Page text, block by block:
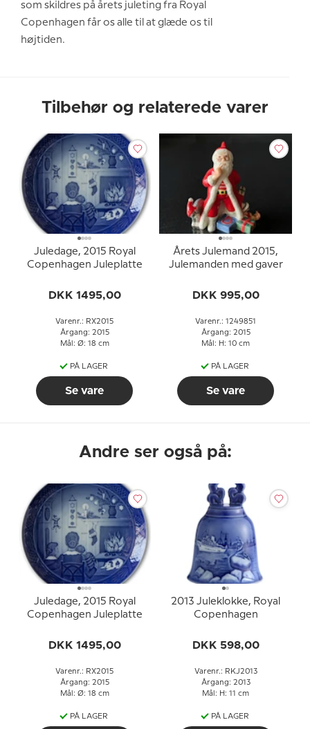
som skildres på årets juleting fra Royal
Copenhagen får os alle til at glæde os til
højtiden.
Tilbehør og relaterede varer
Juledage, 2015 Royal
Copenhagen Juleplatte
DKK 1495,00
Varenr.: RX2015
Årgang: 2015
Mål: Ø: 18 cm
PÅ LAGER
Se vare
Årets Julemand 2015,
Julemanden med gaver
DKK 995,00
Varenr.: 1249851
Årgang: 2015
Mål: H: 10 cm
PÅ LAGER
Se vare
Andre ser også på:
Juledage, 2015 Royal
Copenhagen Juleplatte
DKK 1495,00
Varenr.: RX2015
Årgang: 2015
Mål: Ø: 18 cm
PÅ LAGER
2013 Juleklokke, Royal
Copenhagen
DKK 598,00
Varenr.: RKJ2013
Årgang: 2013
Mål: H: 11 cm
PÅ LAGER